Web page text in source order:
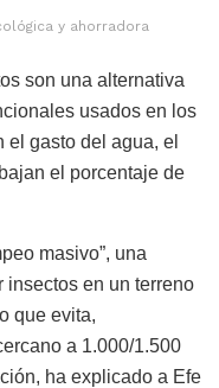
y ahorradora
son una alternativa
usados en los
gasto del agua, el
el porcentaje de
masivo”, una
insectos en un terreno
que evita,
a 1.000/1.500
ha explicado a Efe